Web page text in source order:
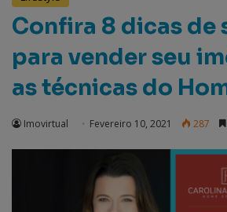
Confira 8 dicas de
para vender seu
as técnicas do
Imovirtual Fevereiro 10, 2021 287